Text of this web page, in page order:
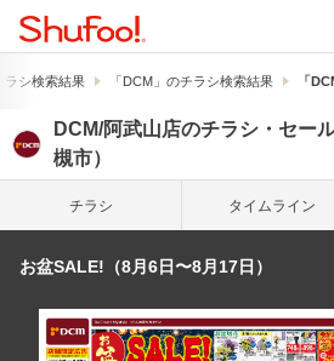
ラシ検索結果 「DCM」のチラシ検索結果 「
DCM/阿武山店のチラシ・セー
槻市）
チラシ タイム ライン
お盆SALE!（8月6日〜8月17日）